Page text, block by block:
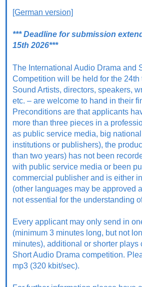
[German version]
*** Deadline for submission
15th 2026***
The International Audio Drama and
Competition will be held for the 24th
Sound Artists, directors, speakers,
etc. – are welcome to hand in their
Preconditions are that applicants
more than three pieces in a
as public service media, big
institutions or publishers), the
than two years) has not been
with public service media or been
commercial publisher and is either
(other languages may be approved
not essential for the understanding
Every applicant may only send in
(minimum 3 minutes long, but not
minutes), additional or shorter plays
Short Audio Drama competition.
mp3 (320 kbit/sec).